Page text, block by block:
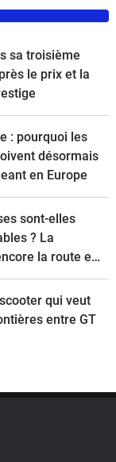
sa troisième
le prix et la
: pourquoi les
désormais
en Europe
sont-elles
? La
la route en
qui veut
entre GT